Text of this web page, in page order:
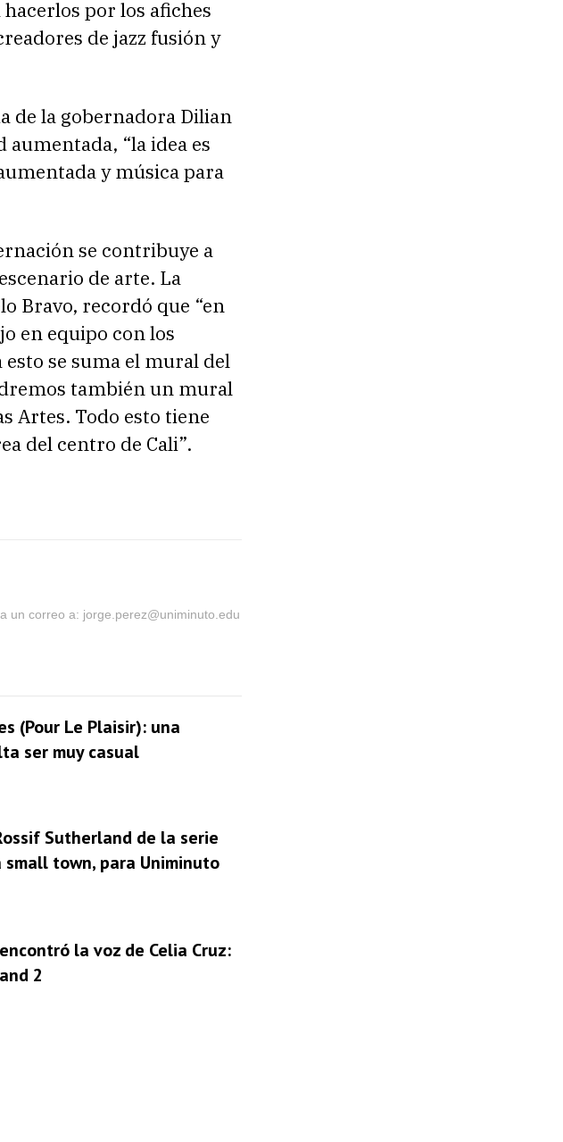
por los afiches
de jazz fusión y
de la gobernadora Dilian
“la idea es
y música para
se contribuye a
de arte. La
Bravo, recordó que “en
en equipo con los
se suma el mural del
también un mural
Artes. Todo esto tiene
del centro de Cali”.
un correo a: jorge.perez@uniminuto.edu
(Pour Le Plaisir): una
ser muy casual
Sutherland de la serie
town, para Uniminuto
la voz de Celia Cruz:
2